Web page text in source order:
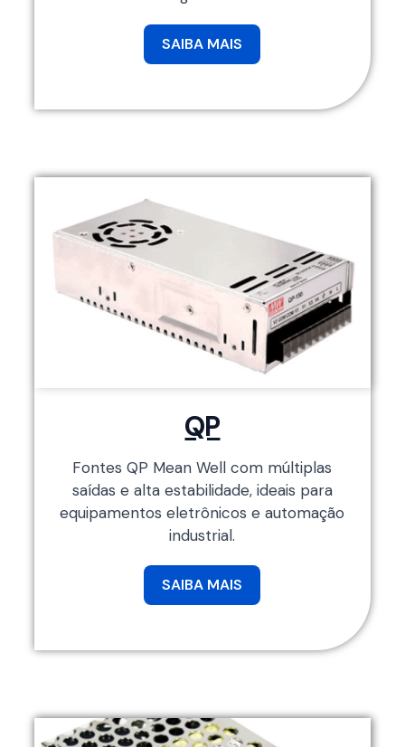
SAIBA MAIS
QP
Fontes QP Mean Well com múltiplas
saídas e alta estabilidade, ideais para
equipamentos eletrônicos e automação
industrial.
SAIBA MAIS